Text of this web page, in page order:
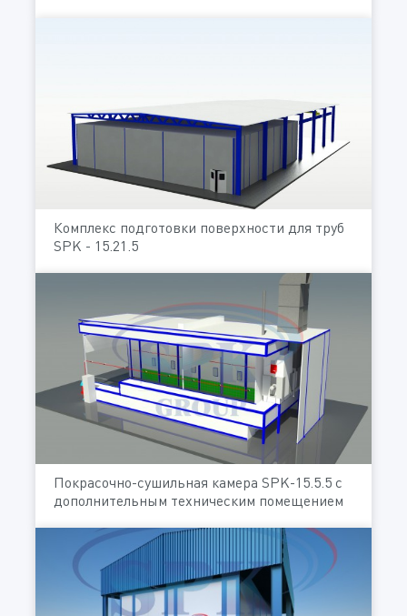
Комплекс подготовки поверхности для труб
SPK - 15.21.5
Покрасочно-сушильная камера SPK-15.5.5 с
дополнительным техническим помещением